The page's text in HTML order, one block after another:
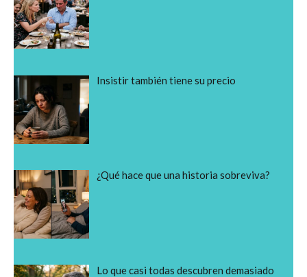
Insistir también tiene su precio
¿Qué hace que una historia sobreviva?
Lo que casi todas descubren demasiado